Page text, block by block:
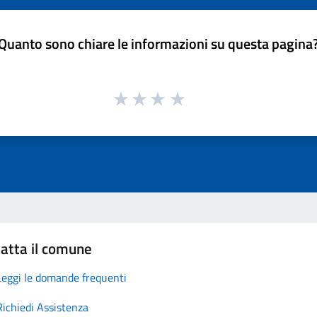
sono chiare le informazioni su questa
il comune
le domande frequenti
Assistenza